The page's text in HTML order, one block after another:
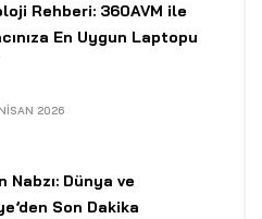
Rehberi: 360AVM ile
En Uygun Laptopu
2026
Nabzı: Dünya ve
Son Dakika